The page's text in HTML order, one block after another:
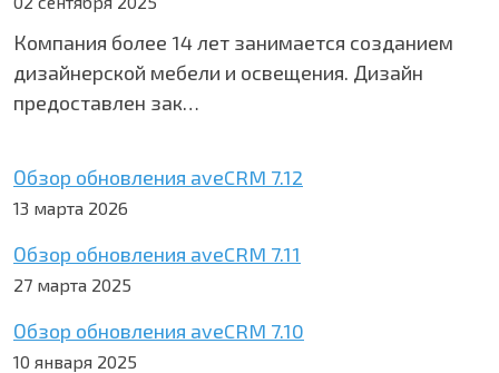
Компания более 14 лет занимается созданием
дизайнерской мебели и освещения. Дизайн
предоставлен зак…
Обзор обновления aveCRM 7.12
13 марта 2026
Обзор обновления aveCRM 7.11
27 марта 2025
Обзор обновления aveCRM 7.10
10 января 2025